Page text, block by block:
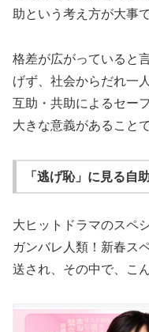
助という考え方が大事
格差が広がっていると
げず、社会からだれ一
互助・共助によるセー
大きな意義があること
「逃げ恥」に見る自
大ヒットドラマのスペ
ガンバレ人類！新春ス
送され、その中で、こ